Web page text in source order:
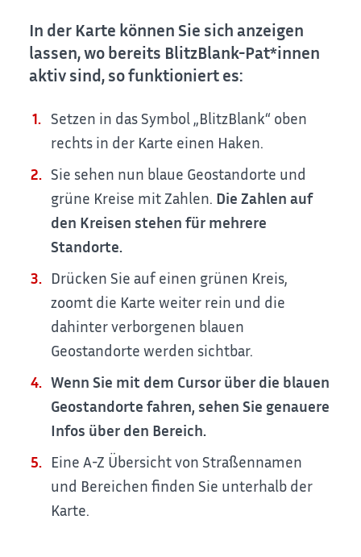
In der Karte können Sie sich anzeigen
lassen, wo bereits BlitzBlank-Pat*innen
aktiv sind, so funktioniert es:
Setzen in das Symbol „BlitzBlank“ oben
rechts in der Karte einen Haken.
Sie sehen nun blaue Geostandorte und
grüne Kreise mit Zahlen. Die Zahlen auf
den Kreisen stehen für mehrere
Standorte.
Drücken Sie auf einen grünen Kreis,
zoomt die Karte weiter rein und die
dahinter verborgenen blauen
Geostandorte werden sichtbar.
Wenn Sie mit dem Cursor über die blauen
Geostandorte fahren, sehen Sie genauere
Infos über den Bereich.
Eine A-Z Übersicht von Straßennamen
und Bereichen finden Sie unterhalb der
Karte.